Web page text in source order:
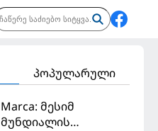
პოპულარული
Marca: მესიმ
მუნდიალის